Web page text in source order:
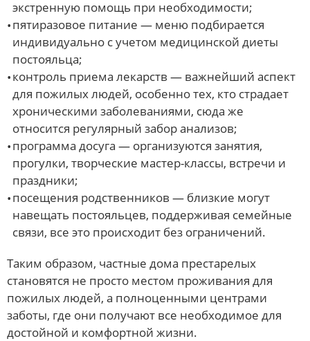
экстренную помощь при необходимости;
пятиразовое питание — меню подбирается
индивидуально с учетом медицинской диеты
постояльца;
контроль приема лекарств — важнейший аспект
для пожилых людей, особенно тех, кто страдает
хроническими заболеваниями, сюда же
относится регулярный забор анализов;
программа досуга — организуются занятия,
прогулки, творческие мастер-классы, встречи и
праздники;
посещения родственников — близкие могут
навещать постояльцев, поддерживая семейные
связи, все это происходит без ограничений.
Таким образом, частные дома престарелых
становятся не просто местом проживания для
пожилых людей, а полноценными центрами
заботы, где они получают все необходимое для
достойной и комфортной жизни.